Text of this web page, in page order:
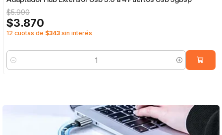
$5.990
$3.870
12 cuotas de $343 sin interés
Cantidad